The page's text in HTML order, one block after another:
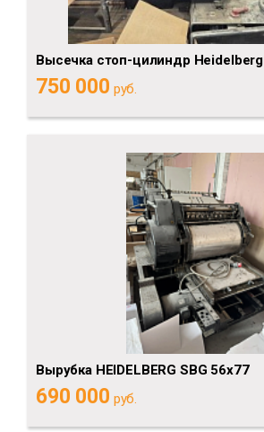
Высечка стоп-цилиндр Heidelberg
750 000 руб.
Вырубка HEIDELBERG SBG 56x77
690 000 руб.